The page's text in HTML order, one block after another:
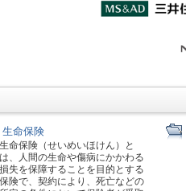
生命保険
生命保険（せいめいほけん）と
は、人間の生命や傷病にかかわる
損失を保障することを目的とする
保険で、契約により、死亡などの